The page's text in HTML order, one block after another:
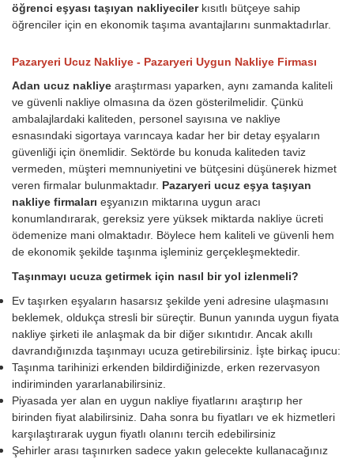
öğrenci eşyası taşıyan nakliyeciler kısıtlı bütçeye sahip
öğrenciler için en ekonomik taşıma avantajlarını sunmaktadırlar.
Pazaryeri Ucuz Nakliye - Pazaryeri Uygun Nakliye Firması
Adan ucuz nakliye araştırması yaparken, aynı zamanda kaliteli
ve güvenli nakliye olmasına da özen gösterilmelidir. Çünkü
ambalajlardaki kaliteden, personel sayısına ve nakliye
esnasındaki sigortaya varıncaya kadar her bir detay eşyaların
güvenliği için önemlidir. Sektörde bu konuda kaliteden taviz
vermeden, müşteri memnuniyetini ve bütçesini düşünerek hizmet
veren firmalar bulunmaktadır. Pazaryeri ucuz eşya taşıyan
nakliye firmaları eşyanızın miktarına uygun aracı
konumlandırarak, gereksiz yere yüksek miktarda nakliye ücreti
ödemenize mani olmaktadır. Böylece hem kaliteli ve güvenli hem
de ekonomik şekilde taşınma işleminiz gerçekleşmektedir.
Taşınmayı ucuza getirmek için nasıl bir yol izlenmeli?
Ev taşırken eşyaların hasarsız şekilde yeni adresine ulaşmasını
beklemek, oldukça stresli bir süreçtir. Bunun yanında uygun fiyata
nakliye şirketi ile anlaşmak da bir diğer sıkıntıdır. Ancak akıllı
davrandığınızda taşınmayı ucuza getirebilirsiniz. İşte birkaç ipucu:
Taşınma tarihinizi erkenden bildirdiğinizde, erken rezervasyon
indiriminden yararlanabilirsiniz.
Piyasada yer alan en uygun nakliye fiyatlarını araştırıp her
birinden fiyat alabilirsiniz. Daha sonra bu fiyatları ve ek hizmetleri
karşılaştırarak uygun fiyatlı olanını tercih edebilirsiniz
Şehirler arası taşınırken sadece yakın gelecekte kullanacağınız